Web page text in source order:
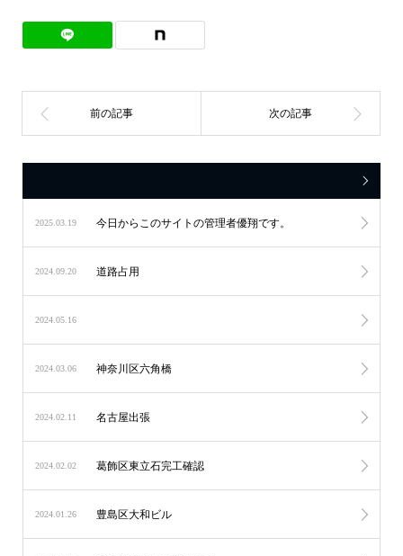
2025.03.19 今日からこのサイトの管理者優翔です。
2024.09.20 道路占用
2024.05.16
2024.03.06 神奈川区六角橋
2024.02.11 名古屋出張
2024.02.02 葛飾区東立石完工確認
2024.01.26 豊島区大和ビル